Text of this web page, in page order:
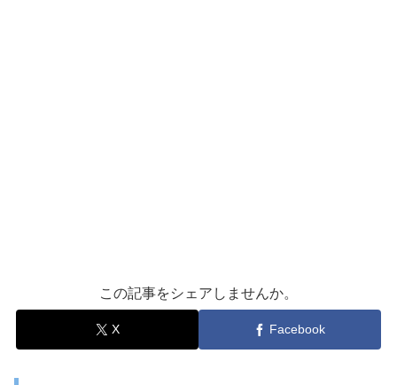
この記事をシェアしませんか。
X Facebook